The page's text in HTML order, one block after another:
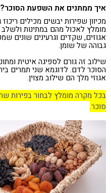
איך ממתנים את השפעת הסוכר?
מכיוון שפירות יבשים מכילים
מומלץ לאכול מהם במתינות
אגוזים, שקדים וגרעינים שונים
גבוהה של שומן.
שילוב זה גורם לספיגה איטית
הסוכר לדם. לדוגמא שני תמרים
אגוזי מלך הם שילוב מצוין.
בכל מקרה מומלץ לבחור בפירות
סוכר.